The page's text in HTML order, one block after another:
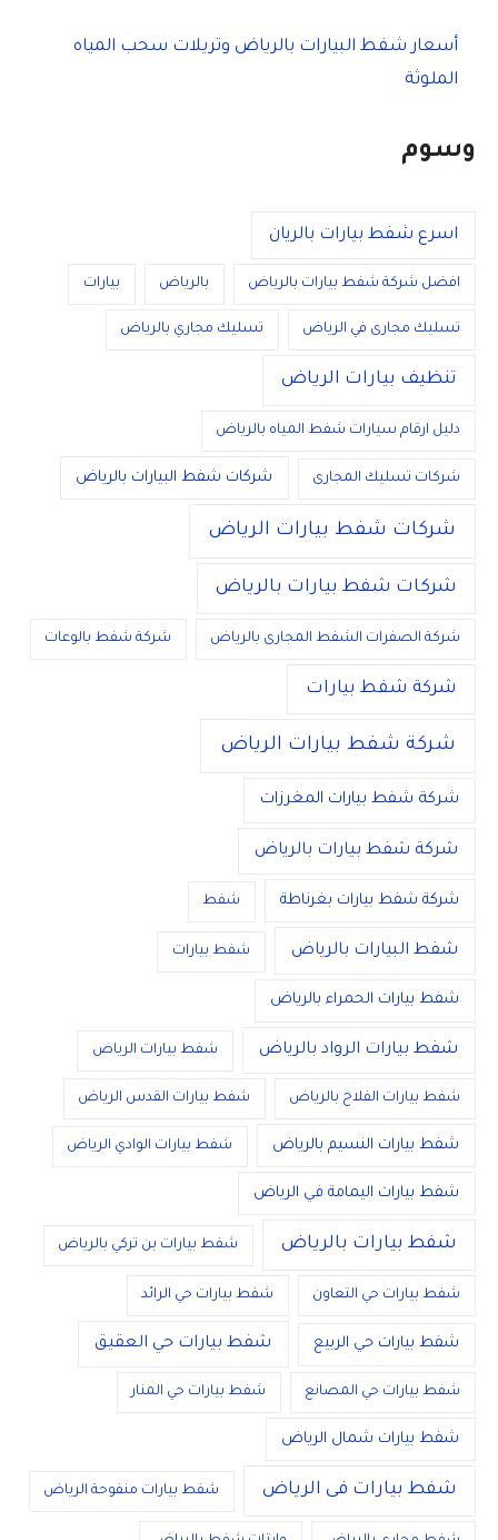
أسعار شفط البيارات بالرياض وتريلات سحب المياه
الملوثة
وسوم
اسرع شفط بيارات بالريان
افضل شركة شفط بيارات بالرياض بالرياض بيارات
تسليك مجارى في الرياض تسليك مجاري بالرياض
تنظيف بيارات الرياض
دليل ارقام سيارات شفط المياه بالرياض
شركات تسليك المجارى شركات شفط البيارات بالرياض
شركات شفط بيارات الرياض
شركات شفط بيارات بالرياض
شركة الصفرات الشفط المجارى بالرياض شركة شفط بالوعات
شركة شفط بيارات
شركة شفط بيارات الرياض
شركة شفط بيارات المغرزات
شركة شفط بيارات بالرياض
شركة شفط بيارات بغرناطة شفط
شفط البيارات بالرياض شفط بيارات
شفط بيارات الحمراء بالرياض
شفط بيارات الرواد بالرياض شفط بيارات الرياض
شفط بيارات الفلاح بالرياض شفط بيارات القدس الرياض
شفط بيارات النسيم بالرياض شفط بيارات الوادي الرياض
شفط بيارات اليمامة في الرياض
شفط بيارات بالرياض شفط بيارات بن تركي بالرياض
شفط بيارات حي التعاون شفط بيارات حي الرائد
شفط بيارات حي الربيع شفط بيارات حي العقيق
شفط بيارات حي المصانع شفط بيارات حي المنار
شفط بيارات شمال الرياض
شفط بيارات فى الرياض شفط بيارات منفوحة الرياض